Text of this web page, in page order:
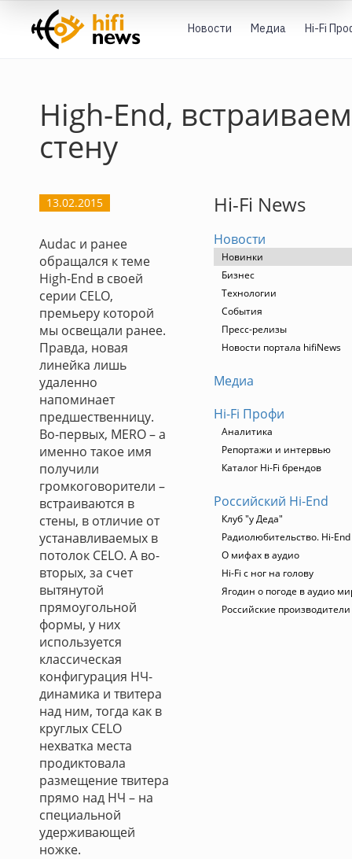
Новости Медиа Hi-Fi
High-End,
стену
13.02.2015
Audac и ранее
обращался к теме
High-End в своей
серии CELO,
премьеру которой
мы освещали ранее.
Правда, новая
линейка лишь
удаленно
напоминает
предшественницу.
Во-первых, MERO – а
именно такое имя
получили
громкоговорители –
встраиваются в
стены, в отличие от
устанавливаемых в
потолок CELO. А во-
вторых, за счет
вытянутой
прямоугольной
формы, у них
используется
классическая
конфигурация НЧ-
динамика и твитера
над ним, тогда как в
круглых CELO
нехватка места
продиктовала
размещение твитера
прямо над НЧ – на
специальной
удерживающей
ножке.
Hi-Fi News
Новости
Новинки
Бизнес
Технологии
События
Пресс-релизы
Новости портала hifiNews
Медиа
Hi-Fi Профи
Аналитика
Репортажи и интервью
Каталог Hi-Fi брендов
Российский Hi-End
Клуб "у Деда"
Радиолюбительство. Hi-End
О мифах в аудио
Hi-Fi с ног на голову
Ягодин о погоде в аудио
Российские производители